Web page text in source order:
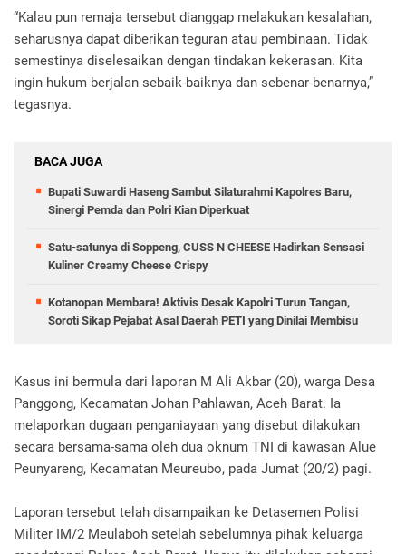
“Kalau pun remaja tersebut dianggap melakukan kesalahan,
seharusnya dapat diberikan teguran atau pembinaan. Tidak
semestinya diselesaikan dengan tindakan kekerasan. Kita
ingin hukum berjalan sebaik-baiknya dan sebenar-benarnya,”
tegasnya.
BACA JUGA
Bupati Suwardi Haseng Sambut Silaturahmi Kapolres Baru,
Sinergi Pemda dan Polri Kian Diperkuat
Satu-satunya di Soppeng, CUSS N CHEESE Hadirkan Sensasi
Kuliner Creamy Cheese Crispy
Kotanopan Membara! Aktivis Desak Kapolri Turun Tangan,
Soroti Sikap Pejabat Asal Daerah PETI yang Dinilai Membisu
Kasus ini bermula dari laporan M Ali Akbar (20), warga Desa
Panggong, Kecamatan Johan Pahlawan, Aceh Barat. Ia
melaporkan dugaan penganiayaan yang disebut dilakukan
secara bersama-sama oleh dua oknum TNI di kawasan Alue
Peunyareng, Kecamatan Meureubo, pada Jumat (20/2) pagi.
Laporan tersebut telah disampaikan ke Detasemen Polisi
Militer IM/2 Meulaboh setelah sebelumnya pihak keluarga